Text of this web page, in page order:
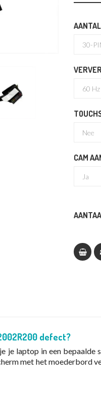
CAM
defect?
je laptop in een
met het moederbord